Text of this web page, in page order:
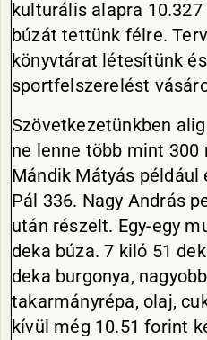
kulturális alapra
búzát tettünk félre.
könyvtárat létesítünk
sportfelszerelést
Szövetkezetünkben
ne lenne több mint 300
Mándik Mátyás például
Pál 336. Nagy András
után részelt. Egy-egy
deka búza. 7 kiló 51
deka burgonya,
takarmányrépa, olaj,
kívül még 10.51 forint